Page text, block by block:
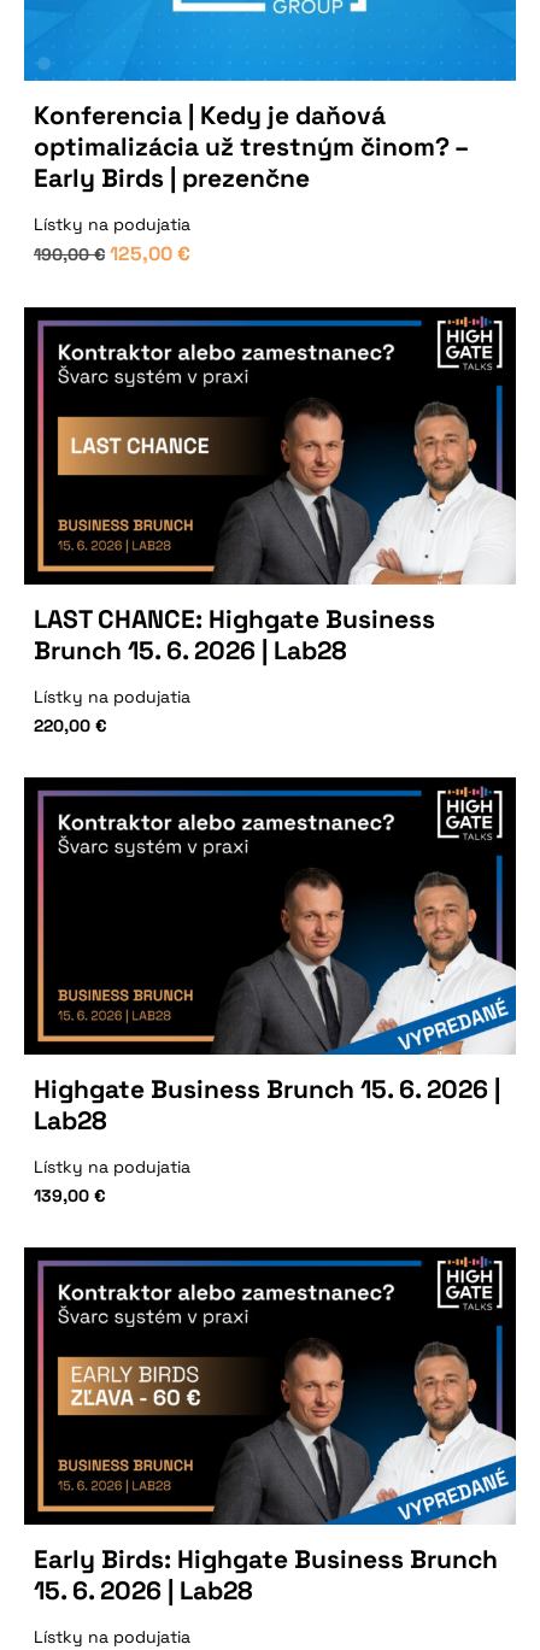
Konferencia | Kedy je daňová
optimalizácia už trestným činom? –
Early Birds | prezenčne
Lístky na podujatia
190,00€ 125,00€
LAST CHANCE: Highgate Business
Brunch 15. 6. 2026 | Lab28
Lístky na podujatia
220,00 €
Highgate Business Brunch 15. 6. 2026 |
Lab28
Lístky na podujatia
139,00 €
Early Birds: Highgate Business Brunch
15. 6. 2026 | Lab28
Lístky na podujatia